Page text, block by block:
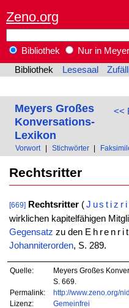
Zeno.org
Bibliothek
Nur in
Bibliothek
Lesesaal
<<
Meyers Großes
Konversations-
Lexikon
Vorwort Stichwörter
Rechtsritter
[669] Rechtsritter (
wirklichen kapitelfähigen
Gegensatz zu den
Johanniterorden, S. 289.
Quelle:
Meyers Großes
S. 669.
Permalink:
http://www.zeno.org/
Lizenz:
Gemeinfrei